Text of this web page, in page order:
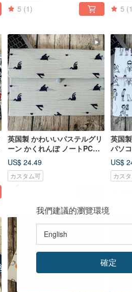
5 (1) 5
英国製 かわいいパステルグリ
ーン かくれんぼ ノートPCケ
ース PC保護カバー ブックカ
バー カスタムサイズ
US$ 24.49
カスタム可
英国
パソ
PCバ
ムサ
US$
カス
我們建議的瀏覽環境
確定